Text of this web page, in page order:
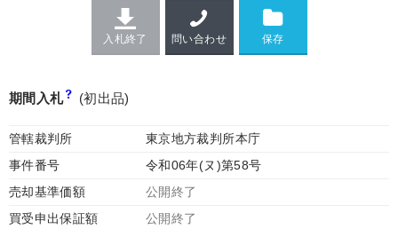
入札終了 問い合わせ
期間入札 (初出品)
管轄裁判所
東京地方裁判所本庁
事件番号
令和06年(ヌ)第58号
売却基準価額
公開終了
買受申出保証額
公開終了